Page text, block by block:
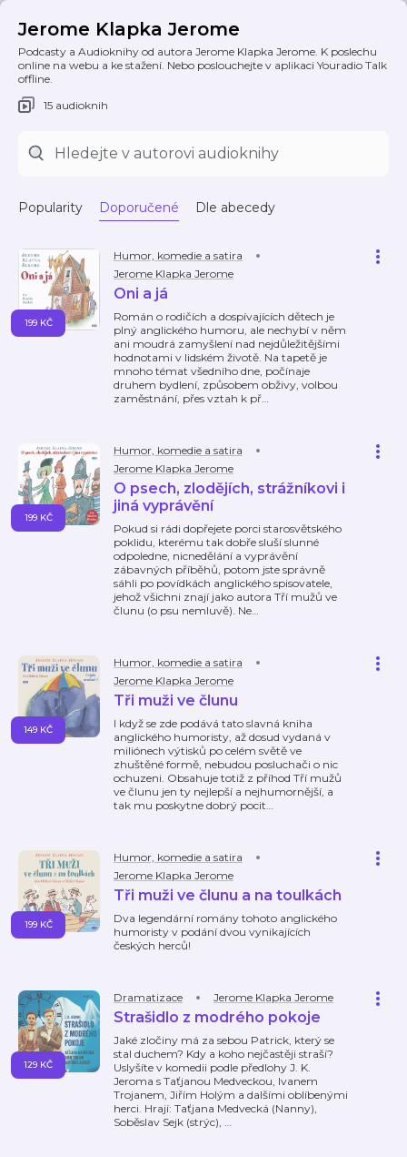
Jerome Klapka Jerome
Podcasty a Audioknihy od autora Jerome Klapka Jerome. K poslechu
online na webu a ke stažení. Nebo poslouchejte v aplikaci Youradio Talk
offline.
15 audioknih
Popularity Doporučené Dle abecedy
Humor, komedie a satira
Jerome Klapka Jerome
Oni a já
Román o rodičích a dospívajících dětech je
plný anglického humoru, ale nechybí v něm
ani moudrá zamyšlení nad nejdůležitějšími
hodnotami v lidském životě. Na tapetě je
mnoho témat všedního dne, počínaje
druhem bydlení, způsobem obživy, volbou
zaměstnání, přes vztah k př…
199 KČ
Humor, komedie a satira
Jerome Klapka Jerome
O psech, zlodějích, strážníkovi i
jiná vyprávění
Pokud si rádi dopřejete porci starosvětského
poklidu, kterému tak dobře sluší slunné
odpoledne, nicnedělání a vyprávění
zábavných příběhů, potom jste správně
sáhli po povídkách anglického spisovatele,
jehož všichni znají jako autora Tří mužů ve
člunu (o psu nemluvě). Ne…
199 KČ
Humor, komedie a satira
Jerome Klapka Jerome
Tři muži ve člunu
I když se zde podává tato slavná kniha
anglického humoristy, až dosud vydaná v
miliónech výtisků po celém světě ve
zhuštěné formě, nebudou posluchači o nic
ochuzeni. Obsahuje totiž z příhod Tří mužů
ve člunu jen ty nejlepší a nejhumornější, a
tak mu poskytne dobrý pocit…
149 KČ
Humor, komedie a satira
Jerome Klapka Jerome
Tři muži ve člunu a na toulkách
Dva legendární romány tohoto anglického
humoristy v podání dvou vynikajících
českých herců!
199 KČ
Dramatizace Jerome Klapka Jerome
Strašidlo z modrého pokoje
Jaké zločiny má za sebou Patrick, který se
stal duchem? Kdy a koho nejčastěji straší?
Uslyšíte v komedii podle předlohy J. K.
Jeroma s Taťjanou Medveckou, Ivanem
Trojanem, Jiřím Holým a dalšími oblíbenými
herci. Hrají: Taťjana Medvecká (Nanny),
Soběslav Sejk (strýc), …
129 KČ